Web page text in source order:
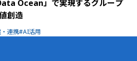
Ocean」で実現するグループ
創造
連携 AI活用